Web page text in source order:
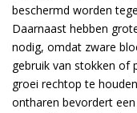
beschermd worden
Daarnaast hebben
nodig, omdat zware
gebruik van stokken of
groei rechtop te
ontharen bevordert